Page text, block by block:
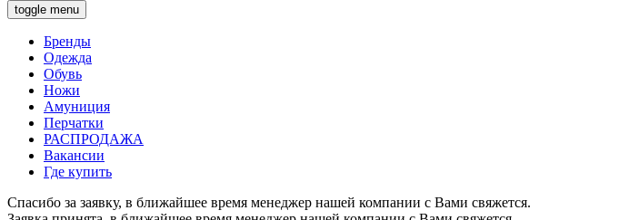
toggle menu
Бренды
Одежда
Обувь
Ножи
Амуниция
Перчатки
РАСПРОДАЖА
Вакансии
Где купить
Спасибо за заявку, в ближайшее время менеджер нашей компании с Вами свяжется.